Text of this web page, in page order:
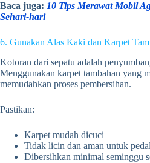
Baca juga: 10 Tips Merawat Mobil
Sehari-hari
6. Gunakan Alas Kaki dan Karpet
Kotoran dari sepatu adalah
Menggunakan karpet tambahan yang
memudahkan proses pembersihan.
Pastikan:
Karpet mudah dicuci
Tidak licin dan aman untuk pedal
Dibersihkan minimal seminggu